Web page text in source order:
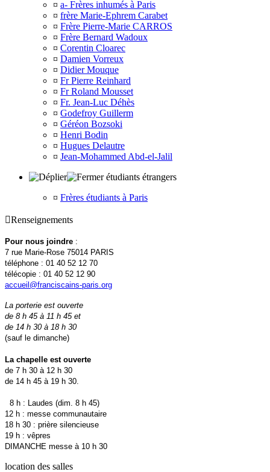
¤ a- Frères inhumés à Paris
¤ frère Marie-Ephrem Carabet
¤ Frère Pierre-Marie CARROS
¤ Frère Bernard Wadoux
¤ Corentin Cloarec
¤ Damien Vorreux
¤ Didier Mouque
¤ Fr Pierre Reinhard
¤ Fr Roland Mousset
¤ Fr. Jean-Luc Déhès
¤ Godefroy Guillerm
¤ Géréon Bozsoki
¤ Henri Bodin
¤ Hugues Delautre
¤ Jean-Mohammed Abd-el-Jalil
étudiants étrangers
¤ Frères étudiants à Paris
Renseignements
Pour nous joindre :
7 rue Marie-Rose 75014 PARIS
téléphone : 01 40 52 12 70
télécopie : 01 40 52 12 90
accueil@franciscains-paris.org
La porterie est ouverte
de 8 h 45 à 11 h 45 et
de 14 h 30 à 18 h 30
(sauf le dimanche)
La chapelle est ouverte
de 7 h 30 à 12 h 30
de 14 h 45 à 19 h 30.
8 h : Laudes (dim. 8 h 45)
12 h : messe communautaire
18 h 30 : prière silencieuse
19 h : vêpres
DIMANCHE messe à 10 h 30
location des salles